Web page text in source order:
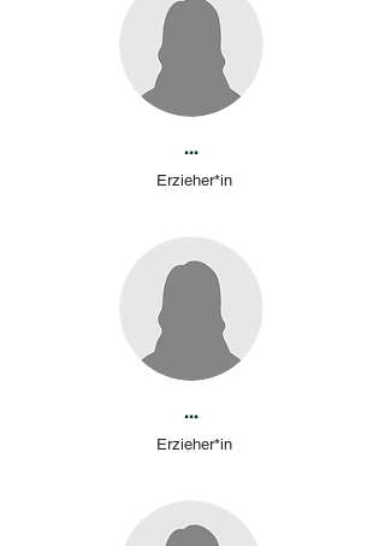
...
Erzieher*in
...
Erzieher*in